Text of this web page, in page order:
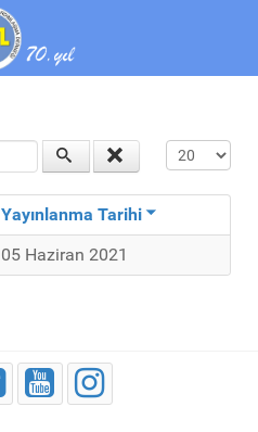
Yayınlanma Tarihi
05 Haziran 2021